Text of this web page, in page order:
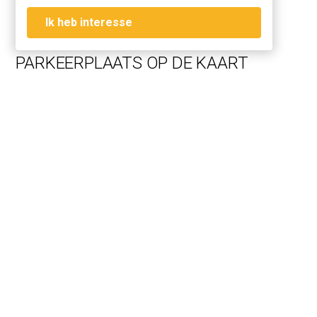
Kenmerken:
• unit 25 & 26
• twee gecombineerde (Layers One) units van bij elkaar
Ik heb interesse
PARKEERPLAATS OP DE KAART